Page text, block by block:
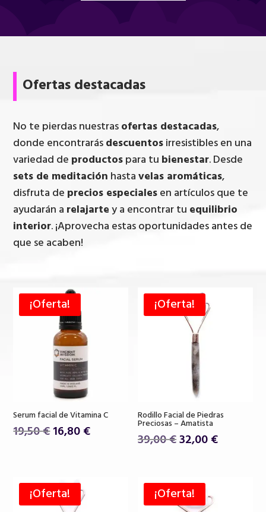
Ofertas destacadas
No te pierdas nuestrasofertas destacadas,
donde encontrarásdescuentosirresistibles en una
variedad de productospara tu bienestar. Desde
sets de meditación hastavelas aromáticas,
disfruta de precios especialesen artículos que te
ayudarán a relajartey a encontrar tu equilibrio
interior. ¡Aprovecha estas oportunidades antes de
que se acaben!
¡Oferta!
Serum facial de Vitamina C
19,50€El
19,50 €.
16,80€El
¡Oferta!
Rodillo Facial de Piedras
Preciosas – Amatista
39,00€El
era:
39,00 €.
32,00€El
¡Oferta! ¡Oferta!